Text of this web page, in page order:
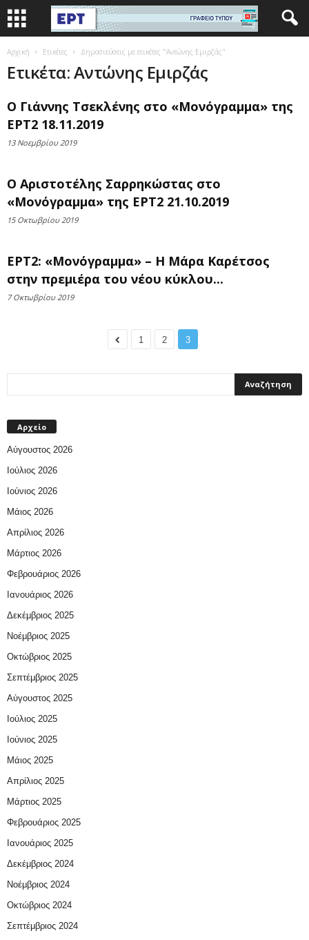
Αρχική Ετικέτες Δημοσιεύσεις με ετικέτες "Αντώνης Εμιρζάς"
Ετικέτα: Αντώνης Εμιρζάς
Ο Γιάννης Τσεκλένης στο «Μονόγραμμα» της
ΕΡΤ2 18.11.2019
13 Νοεμβρίου 2019
Ο Αριστοτέλης Σαρρηκώστας στο
«Μονόγραμμα» της ΕΡΤ2 21.10.2019
15 Οκτωβρίου 2019
ΕΡΤ2: «Μονόγραμμα» – Η Μάρα Καρέτσος
στην πρεμιέρα του νέου κύκλου...
7 Οκτωβρίου 2019
1 2 3
Αρχείο
Αύγουστος 2026
Ιούλιος 2026
Ιούνιος 2026
Μάιος 2026
Απρίλιος 2026
Μάρτιος 2026
Φεβρουάριος 2026
Ιανουάριος 2026
Δεκέμβριος 2025
Νοέμβριος 2025
Οκτώβριος 2025
Σεπτέμβριος 2025
Αύγουστος 2025
Ιούλιος 2025
Ιούνιος 2025
Μάιος 2025
Απρίλιος 2025
Μάρτιος 2025
Φεβρουάριος 2025
Ιανουάριος 2025
Δεκέμβριος 2024
Νοέμβριος 2024
Οκτώβριος 2024
Σεπτέμβριος 2024